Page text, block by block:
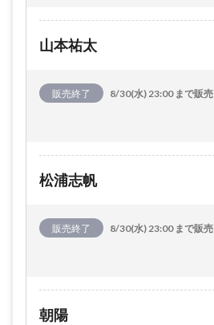
山本祐太
販売終了 8/30(水) 23:00 まで販売
松浦志帆
販売終了 8/30(水) 23:00 まで販売
朝陽